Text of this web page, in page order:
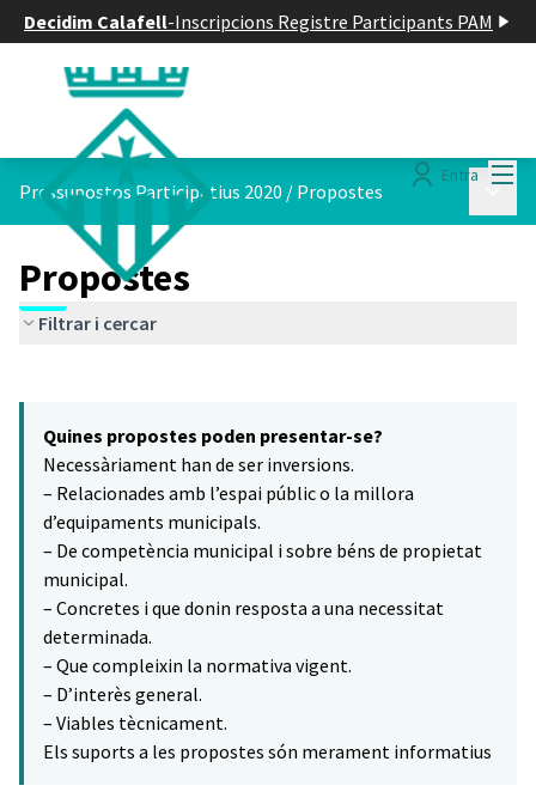
Decidim Calafell-Inscripcions Registre Participants PAM
Entra
Pressupostos Participatius 2020 / Propostes
Propostes
Filtrar i cercar
−
Quines propostes poden presentar-se?
Necessàriament han de ser inversions.
– Relacionades amb l’espai públic o la millora
d’equipaments municipals.
– De competència municipal i sobre béns de propietat
municipal.
– Concretes i que donin resposta a una necessitat
determinada.
– Que compleixin la normativa vigent.
– D’interès general.
– Viables tècnicament.
Els suports a les propostes són merament informatius